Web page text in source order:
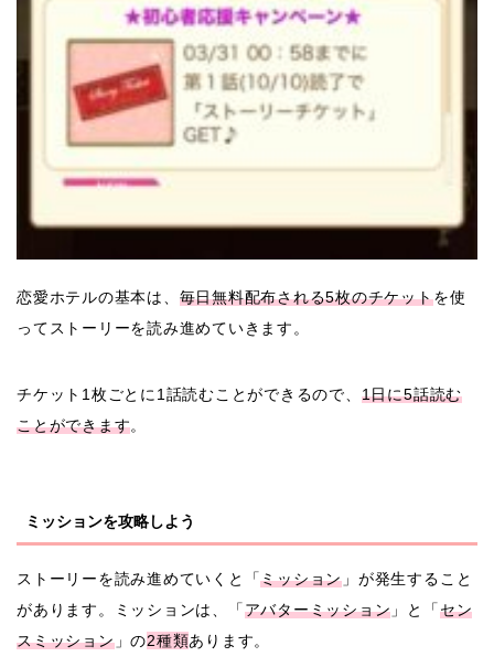
恋愛ホテルの基本は、 毎日無料配布される5枚のチケットを使
ってストーリーを読み進めていきます。
チケット1枚ごとに1話読むことができるので、 1日に5話読む
ことができます。
ミッションを攻略しよう
ストーリーを読み進めていくと「ミッション 」が発生すること
があります。ミッションは、「アバターミッション 」と「セン
スミッション」の2種類あります。